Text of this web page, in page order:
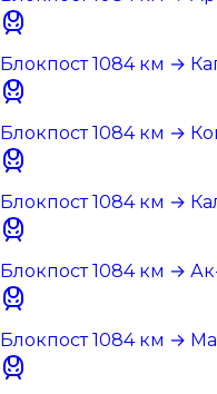
Блокпост 1084 км →
Блокпост 1084 км →
Блокпост 1084 км →
Блокпост 1084 км →
Блокпост 1084 км →